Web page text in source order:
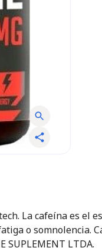
La cafeína es
o somnolencia.
SUPLEMENT LTDA.